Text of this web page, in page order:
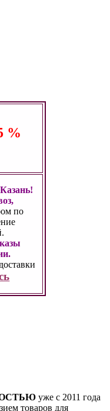
%
по
доставки
уже с 2011 года
товаров для